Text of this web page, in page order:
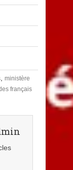
, ministère
français